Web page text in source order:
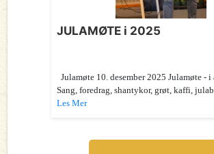
JULAMØTE i 2025
Julamøte 10. desember 2025 Julamøte -
Sang, foredrag, shantykor, grøt, kaffi,
Les Mer